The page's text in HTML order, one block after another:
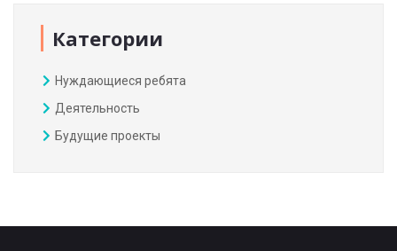
Категории
Нуждающиеся ребята
Деятельность
Будущие проекты